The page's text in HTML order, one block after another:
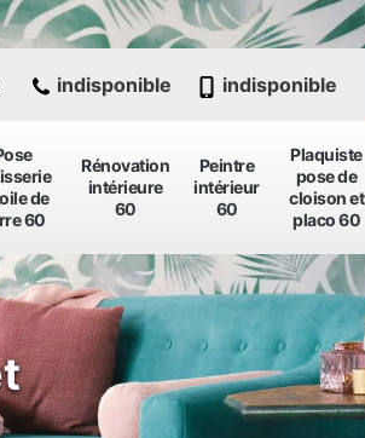
de
60
Rénovation
intérieure
60
Peintre
intérieur
60
Plaquiste
pose de
cloison et
placo 60
indisponible indisponible